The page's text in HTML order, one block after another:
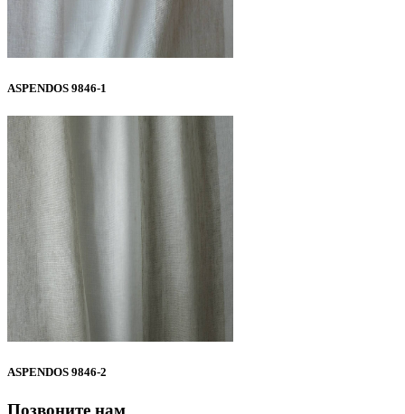
ASPENDOS 9846-1
ASPENDOS 9846-2
Позвоните нам